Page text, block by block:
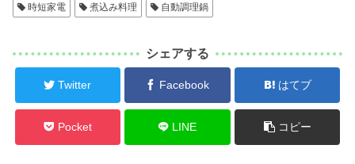
時短家電
煮込み料理 自動調理鍋
シェアする
Twitter Facebook はてブ
Pocket LINE コピー